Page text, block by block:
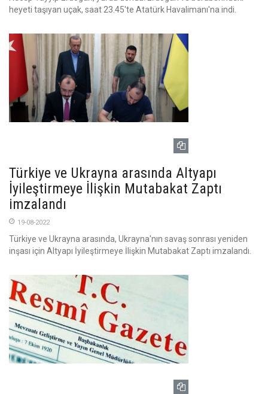
heyeti taşıyan uçak, saat 23.45'te Atatürk Havalimanı'na indi.
Türkiye ve Ukrayna arasında Altyapı
İyileştirmeye İlişkin Mutabakat Zaptı
imzalandı
19-08-2022
Türkiye ve Ukrayna arasında, Ukrayna'nın savaş sonrası yeniden
inşası için Altyapı İyileştirmeye İlişkin Mutabakat Zaptı imzalandı.